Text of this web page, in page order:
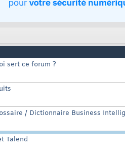
sert ce forum ?
/ Dictionnaire Business
Talend